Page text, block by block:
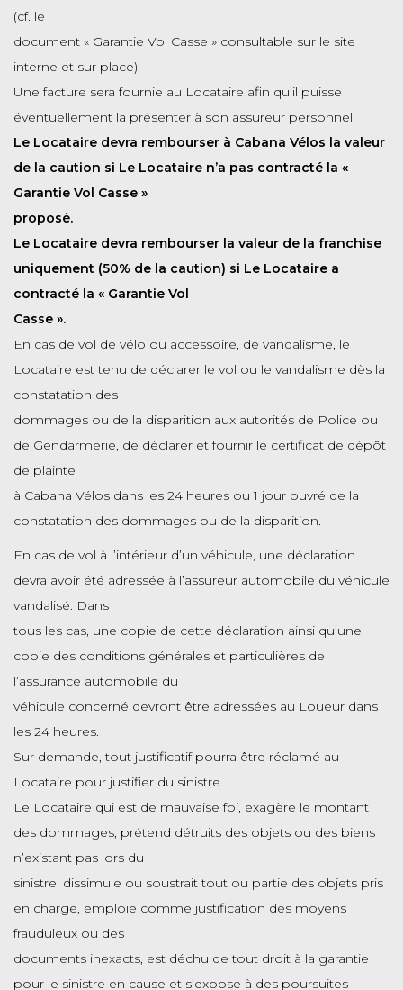
(cf. le
document « Garantie Vol Casse » consultable sur le site
interne et sur place).
Une facture sera fournie au Locataire afin qu’il puisse
éventuellement la présenter à son assureur personnel.
Le Locataire devra rembourser à Cabana Vélos la valeur
de la caution si Le Locataire n’a pas contracté la «
Garantie Vol Casse »
proposé.
Le Locataire devra rembourser la valeur de la franchise
uniquement (50% de la caution) si Le Locataire a
contracté la « Garantie Vol
Casse ».
En cas de vol de vélo ou accessoire, de vandalisme, le
Locataire est tenu de déclarer le vol ou le vandalisme dès la
constatation des
dommages ou de la disparition aux autorités de Police ou
de Gendarmerie, de déclarer et fournir le certificat de dépôt
de plainte
à Cabana Vélos dans les 24 heures ou 1 jour ouvré de la
constatation des dommages ou de la disparition.
En cas de vol à l’intérieur d’un véhicule, une déclaration
devra avoir été adressée à l’assureur automobile du véhicule
vandalisé. Dans
tous les cas, une copie de cette déclaration ainsi qu’une
copie des conditions générales et particulières de
l’assurance automobile du
véhicule concerné devront être adressées au Loueur dans
les 24 heures.
Sur demande, tout justificatif pourra être réclamé au
Locataire pour justifier du sinistre.
Le Locataire qui est de mauvaise foi, exagère le montant
des dommages, prétend détruits des objets ou des biens
n’existant pas lors du
sinistre, dissimule ou soustrait tout ou partie des objets pris
en charge, emploie comme justification des moyens
frauduleux ou des
documents inexacts, est déchu de tout droit à la garantie
pour le sinistre en cause et s’expose à des poursuites